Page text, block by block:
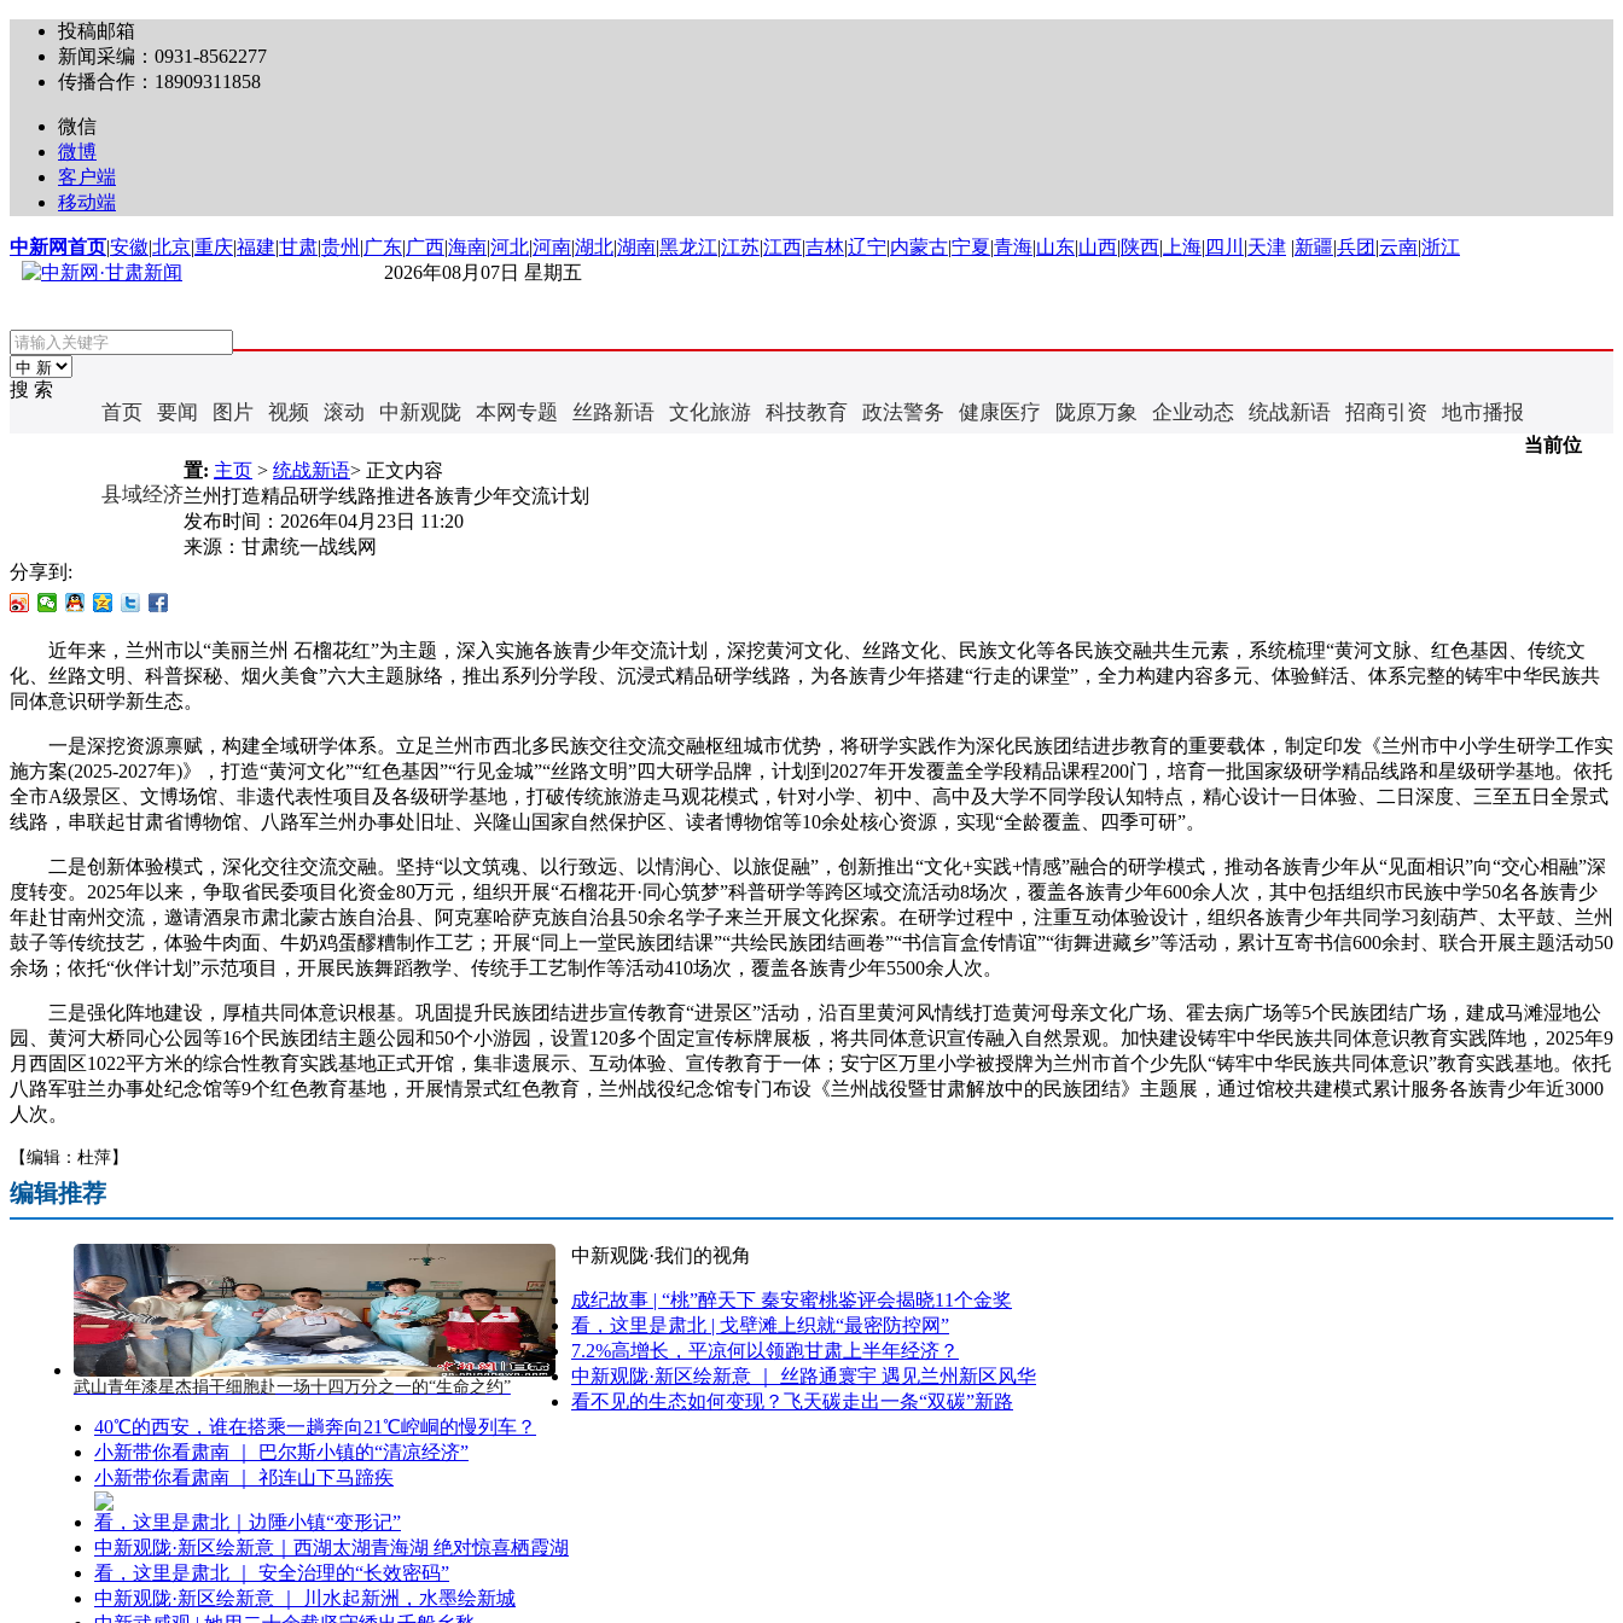
投稿邮箱
新闻采编：0931-8562277
传播合作：18909311858
微信
微博
客户端
移动端
中新网首页|安徽|北京|重庆|福建|甘肃|贵州 |广东|广西|海南|河北|河南|湖北|湖南|黑龙江|江苏|江西|吉林|辽宁|内蒙古|宁夏|青海|山东|山西|陕西| 上海| 四川 |天津 |新疆|兵团 |云南|浙江
2026年08月07日 星期五
搜 索
首页 要闻 图片 视频 滚动 中新观陇 本网专题 丝路新语 文化旅游 科技教育 政法警务 健康医疗 陇原万象 企业动态 统战新语 招商引资 地市播报
县域经济
当前位
置: 主页 > 统战新语> 正文内容
兰州打造精品研学线路推进各族青少年交流计划
发布时间： 2026年04月23日 11:20
来源： 甘肃统一战线网
分享到:
近年来，兰州市以“美丽兰州 石榴花红”为主题，深入实施各族青少年交流计划，深挖黄河文化、丝路文化、民族文化等各民族交融共生元素，系统梳理“黄河文脉、红色基因、传统文
化、丝路文明、科普探秘、烟火美食”六大主题脉络，推出系列分学段、沉浸式精品研学线路，为各族青少年搭建“行走的课堂”，全力构建内容多元、体验鲜活、体系完整的铸牢中华民族共
同体意识研学新生态。
一是深挖资源禀赋，构建全域研学体系。立足兰州市西北多民族交往交流交融枢纽城市优势，将研学实践作为深化民族团结进步教育的重要载体，制定印发《兰州市中小学生研学工作实
施方案(2025-2027年)》，打造“黄河文化”“红色基因”“行见金城”“丝路文明”四大研学品牌，计划到2027年开发覆盖全学段精品课程200门，培育一批国家级研学精品线路和星级研学基地。依托
全市A级景区、文博场馆、非遗代表性项目及各级研学基地，打破传统旅游走马观花模式，针对小学、初中、高中及大学不同学段认知特点，精心设计一日体验、二日深度、三至五日全景式
线路，串联起甘肃省博物馆、八路军兰州办事处旧址、兴隆山国家自然保护区、读者博物馆等10余处核心资源，实现“全龄覆盖、四季可研”。
二是创新体验模式，深化交往交流交融。坚持“以文筑魂、以行致远、以情润心、以旅促融”，创新推出“文化+实践+情感”融合的研学模式，推动各族青少年从“见面相识”向“交心相融”深
度转变。2025年以来，争取省民委项目化资金80万元，组织开展“石榴花开·同心筑梦”科普研学等跨区域交流活动8场次，覆盖各族青少年600余人次，其中包括组织市民族中学50名各族青少
年赴甘南州交流，邀请酒泉市肃北蒙古族自治县、阿克塞哈萨克族自治县50余名学子来兰开展文化探索。在研学过程中，注重互动体验设计，组织各族青少年共同学习刻葫芦、太平鼓、兰州
鼓子等传统技艺，体验牛肉面、牛奶鸡蛋醪糟制作工艺；开展“同上一堂民族团结课”“共绘民族团结画卷”“书信盲盒传情谊”“街舞进藏乡”等活动，累计互寄书信600余封、联合开展主题活动50
余场；依托“伙伴计划”示范项目，开展民族舞蹈教学、传统手工艺制作等活动410场次，覆盖各族青少年5500余人次。
三是强化阵地建设，厚植共同体意识根基。巩固提升民族团结进步宣传教育“进景区”活动，沿百里黄河风情线打造黄河母亲文化广场、霍去病广场等5个民族团结广场，建成马滩湿地公
园、黄河大桥同心公园等16个民族团结主题公园和50个小游园，设置120多个固定宣传标牌展板，将共同体意识宣传融入自然景观。加快建设铸牢中华民族共同体意识教育实践阵地，2025年9
月西固区1022平方米的综合性教育实践基地正式开馆，集非遗展示、互动体验、宣传教育于一体；安宁区万里小学被授牌为兰州市首个少先队“铸牢中华民族共同体意识”教育实践基地。依托
八路军驻兰办事处纪念馆等9个红色教育基地，开展情景式红色教育，兰州战役纪念馆专门布设《兰州战役暨甘肃解放中的民族团结》主题展，通过馆校共建模式累计服务各族青少年近3000
人次。
【编辑：杜萍】
编辑推荐
武山青年漆星杰捐干细胞赴一场十四万分之一的“生命之约”
中新观陇·我们的视角
成纪故事 | “桃”醉天下 秦安蜜桃鉴评会揭晓11个金奖
看，这里是肃北 | 戈壁滩上织就“最密防控网”
7.2%高增长，平凉何以领跑甘肃上半年经济？
中新观陇·新区绘新意 ｜ 丝路通寰宇 遇见兰州新区风华
看不见的生态如何变现？飞天碳走出一条“双碳”新路
40℃的西安，谁在搭乘一趟奔向21℃崆峒的慢列车？
小新带你看肃南 ｜ 巴尔斯小镇的“清凉经济”
小新带你看肃南 ｜ 祁连山下马蹄疾
看，这里是肃北｜边陲小镇“变形记”
中新观陇·新区绘新意｜西湖太湖青海湖 绝对惊喜栖霞湖
看，这里是肃北 ｜ 安全治理的“长效密码”
中新观陇·新区绘新意 ｜ 川水起新洲，水墨绘新城